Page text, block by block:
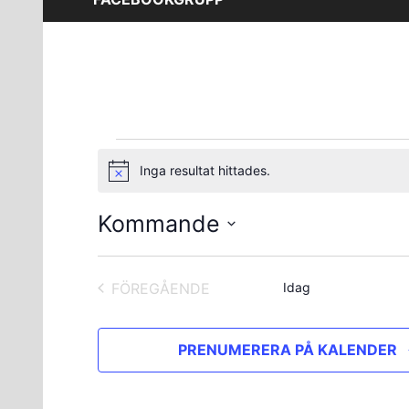
Evenemang
Notis Inga resultat hittades.
Kommande
FÖREGÅENDE
Idag
PRENUMERERA PÅ KALENDER